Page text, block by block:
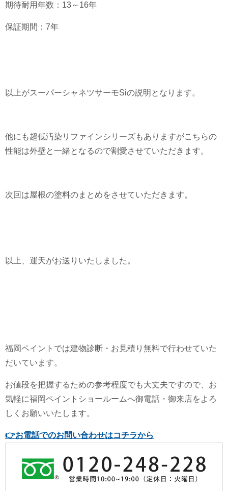
期待耐用年数：13～16年
保証期間：7年
以上がスーパーシャネツサーモSiの説明となります。
他にも超低汚染リファインシリーズもありますがこちらの
性能は外壁と一緒となるので割愛させていただきます。
次回は屋根の塗料のまとめをさせていただきます。
以上、運天がお送りいたしました。
福岡ペイントでは建物診断・お見積り無料で行わせていた
だいています。
お値段を把握するための参考程度でも大丈夫ですので、お
気軽に福岡ペイントショールームへ御電話・御来店をよろ
しくお願いいたします。
👉お電話でのお問い合わせはコチラから